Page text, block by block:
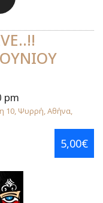
pm
10, Ψυρρή, Αθήνα,
5,00€